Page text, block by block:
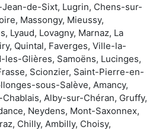
de-Sixt, Lugrin, Chens-sur-
Massongy, Mieussy,
Lyaud, Lovagny, Marnaz, La
Quintal, Faverges, Ville-la-
les-Glières, Samoëns, Lucinges,
Scionzier, Saint-Pierre-en-
sous-Salève, Amancy,
Alby-sur-Chéran, Gruffy,
Neydens, Mont-Saxonnex,
Chilly, Ambilly, Choisy,